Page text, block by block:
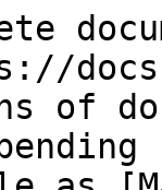
of